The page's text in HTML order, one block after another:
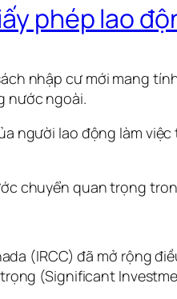
phép lao
nhập cư mới mang
nước ngoài.
người lao động làm
chuyển quan trọng
(IRCC) đã mở rộng
(Significant